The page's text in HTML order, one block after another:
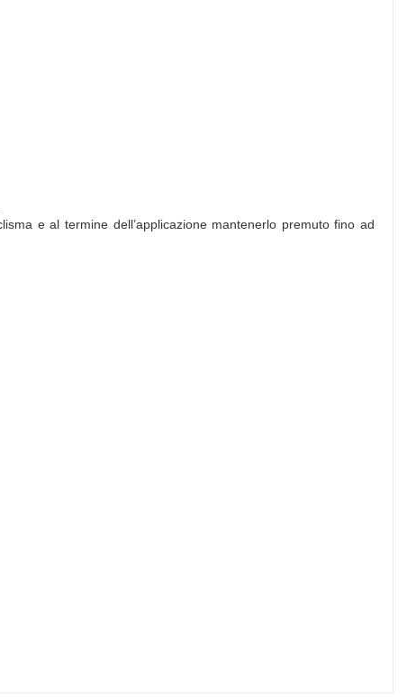
e al termine dell’applicazione mantenerlo premuto fino ad